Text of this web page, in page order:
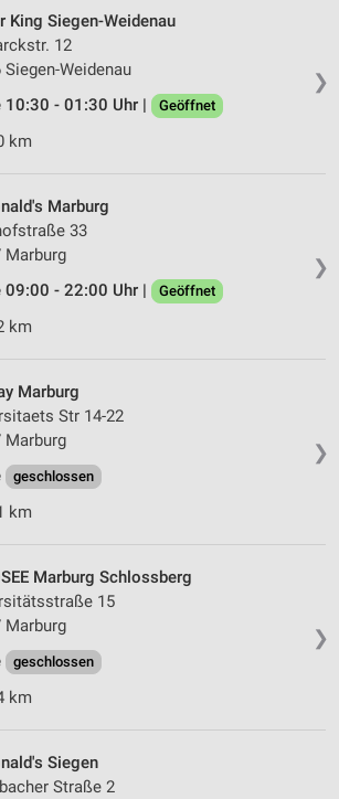
❯
King Siegen-Weidenau
12
Siegen-Weidenau
10:30 - 01:30 Uhr |
Geöffnet
km
❯
Marburg
33
Marburg
09:00 - 22:00 Uhr |
Geöffnet
km
❯
Marburg
Str 14-22
Marburg
geschlossen
km
❯
Marburg Schlossberg
15
Marburg
geschlossen
km
Siegen
Straße 2